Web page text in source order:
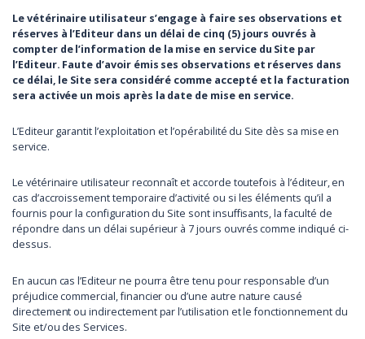
Le vétérinaire utilisateur s’engage à faire ses observations et
réserves à l’Editeur dans un délai de cinq (5) jours ouvrés à
compter de l’information de la mise en service du Site par
l’Editeur. Faute d’avoir émis ses observations et réserves dans
ce délai, le Site sera considéré comme accepté et la facturation
sera activée un mois après la date de mise en service.
L’Editeur garantit l’exploitation et l’opérabilité du Site dès sa mise en
service.
Le vétérinaire utilisateur reconnaît et accorde toutefois à l’éditeur, en
cas d’accroissement temporaire d’activité ou si les éléments qu’il a
fournis pour la configuration du Site sont insuffisants, la faculté de
répondre dans un délai supérieur à 7 jours ouvrés comme indiqué ci-
dessus.
En aucun cas l’Editeur ne pourra être tenu pour responsable d’un
préjudice commercial, financier ou d’une autre nature causé
directement ou indirectement par l’utilisation et le fonctionnement du
Site et/ou des Services.